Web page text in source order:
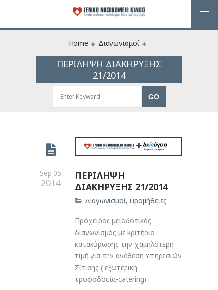
Home Διαγωνισμοί
ΠΕΡΙΛΗΨΗ ΔΙΑΚΗΡΥΞΗΣ
21/2014
Sep 05
2014
ΠΕΡΙΛΗΨΗ
ΔΙΑΚΗΡΥΞΗΣ 21/2014
Διαγωνισμοί, Προμήθειες
Πρόχειρος μειοδοτικός
διαγωνισμός με κριτήριο
κατακύρωσης την χαμηλότερη
τιμή για την ανάθεση Υπηρεσιών
Σίτισης ( εξωτερική
τροφοδοσία-catering)